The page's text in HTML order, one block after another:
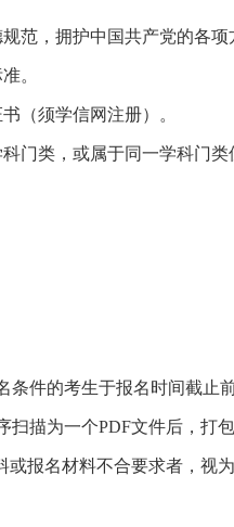
范，拥护中国共产党的各项
。
（须学信网注册）。
门类，或属于同一学科门
件的考生于报名时间截止
描为一个PDF文件后，打
报名材料不合要求者，视为